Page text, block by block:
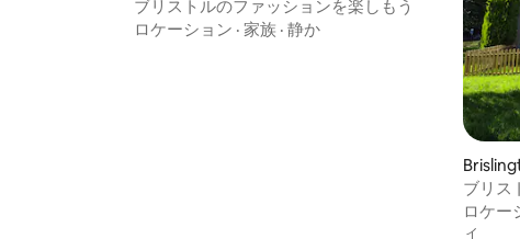
ン・アパート
ブリストルのファッションを楽しもう
ロケーション · 家族 · 静か
アパー
ブリス
ン・ア
ロケー
ィ